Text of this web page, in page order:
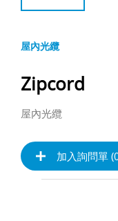
屋內光纜
Zipcord
屋內光纜
加入詢問單 (